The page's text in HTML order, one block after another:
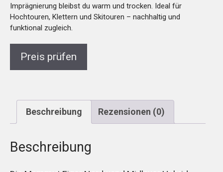
Imprägnierung bleibst du warm und trocken. Ideal für
Hochtouren, Klettern und Skitouren – nachhaltig und
funktional zugleich.
Preis prüfen
Beschreibung Rezensionen (0)
Beschreibung